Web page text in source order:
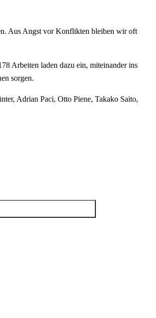
Aus Angst vor Konflikten bleiben wir oft
Arbeiten laden dazu ein, miteinander ins
sorgen.
Adrian Paci, Otto Piene, Takako Saito,